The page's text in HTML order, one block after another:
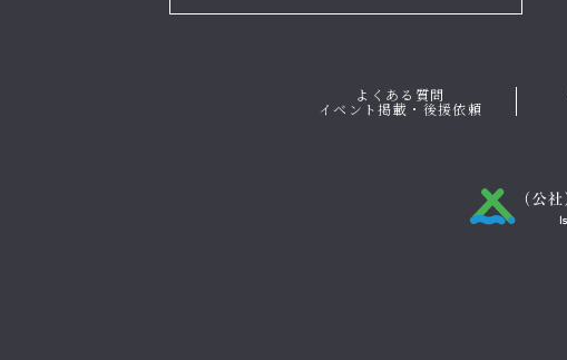
よくある質問
イベント掲載・後援依頼